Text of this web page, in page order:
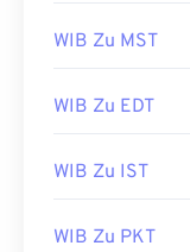
WIB Zu MST
WIB Zu EDT
WIB Zu IST
WIB Zu PKT